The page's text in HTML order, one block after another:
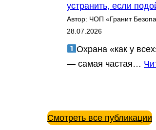
м
:
н
р
а
б
о
т
м
:
устранить, если
Автор: ЧОП «Гранит
28.07.2026
Охрана «как у
— самая частая…
Смотреть все публикации